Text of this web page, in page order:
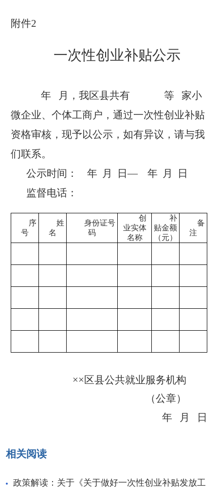
附件2
一次性创业补贴公示
年 月，我区县共有 等 家小
微企业、个体工商户， 通过一次性创业补贴
资格审核 ， 现予以公示，如有异议，请与我
们联系。
公示时间：
年 月 日— 年 月
日
监督电话：
序
号
姓
名
身份证号
码
创
业实体
名称
补
贴金额
（元）
备
注
×× 区县公共就业服务机构
（公章）
年
月 日
相关阅读
政策解读：关于《关于做好一次性创业补贴发放工